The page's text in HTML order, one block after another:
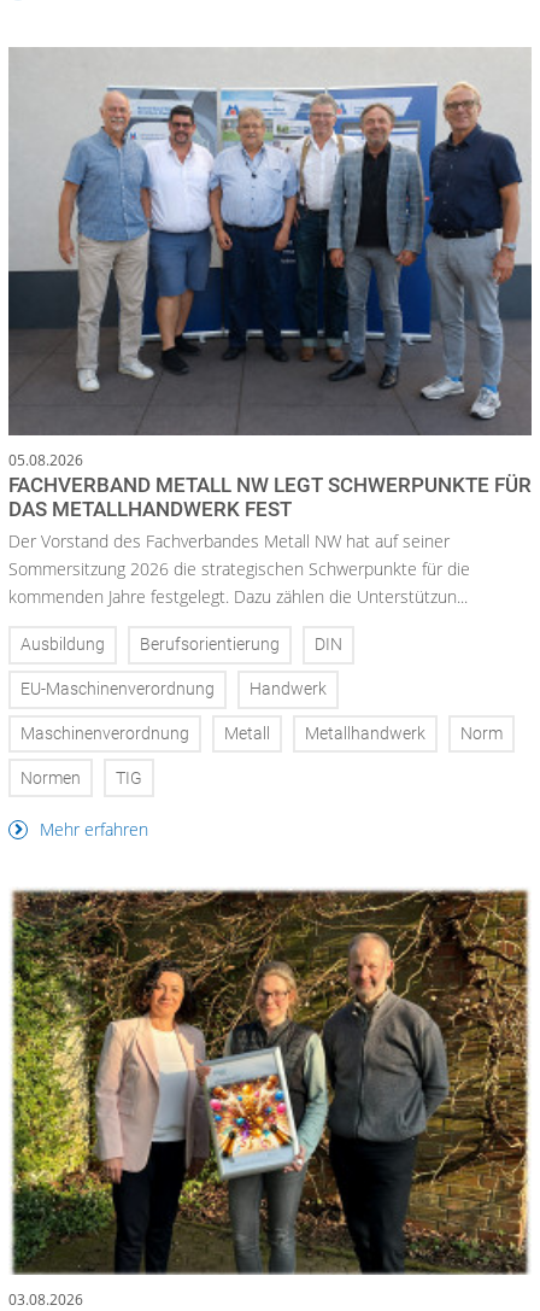
05.08.2026
FACHVERBAND METALL NW LEGT SCHWERPUNKTE FÜR
DAS METALLHANDWERK FEST
Der Vorstand des Fachverbandes Metall NW hat auf seiner
Sommersitzung 2026 die strategischen Schwerpunkte für die
kommenden Jahre festgelegt. Dazu zählen die Unterstützun...
Ausbildung Berufsorientierung DIN
EU-Maschinenverordnung Handwerk
Maschinenverordnung Metall Metallhandwerk Norm
Normen TIG
Mehr erfahren
03.08.2026